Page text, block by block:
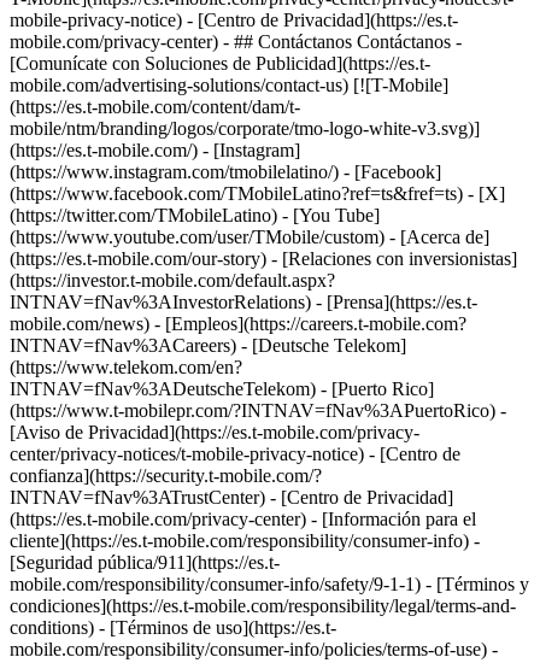
mobile-privacy-notice) - [Centro de Privacidad](https://es.t-
mobile.com/privacy-center) - ## Contáctanos Contáctanos -
[Comunícate con Soluciones de Publicidad](https://es.t-
mobile.com/advertising-solutions/contact-us) [![T-Mobile]
(https://es.t-mobile.com/content/dam/t-
mobile/ntm/branding/logos/corporate/tmo-logo-white-v3.svg)]
(https://es.t-mobile.com/) - [Instagram]
(https://www.instagram.com/tmobilelatino/) - [Facebook]
(https://www.facebook.com/TMobileLatino?ref=ts&fref=ts) - [X]
(https://twitter.com/TMobileLatino) - [You Tube]
(https://www.youtube.com/user/TMobile/custom) - [Acerca de]
(https://es.t-mobile.com/our-story) - [Relaciones con inversionistas]
(https://investor.t-mobile.com/default.aspx?
INTNAV=fNav%3AInvestorRelations) - [Prensa](https://es.t-
mobile.com/news) - [Empleos](https://careers.t-mobile.com?
INTNAV=fNav%3ACareers) - [Deutsche Telekom]
(https://www.telekom.com/en?
INTNAV=fNav%3ADeutscheTelekom) - [Puerto Rico]
(https://www.t-mobilepr.com/?INTNAV=fNav%3APuertoRico) -
[Aviso de Privacidad](https://es.t-mobile.com/privacy-
center/privacy-notices/t-mobile-privacy-notice) - [Centro de
confianza](https://security.t-mobile.com/?
INTNAV=fNav%3ATrustCenter) - [Centro de Privacidad]
(https://es.t-mobile.com/privacy-center) - [Información para el
cliente](https://es.t-mobile.com/responsibility/consumer-info) -
[Seguridad pública/911](https://es.t-
mobile.com/responsibility/consumer-info/safety/9-1-1) - [Términos y
condiciones](https://es.t-mobile.com/responsibility/legal/terms-and-
conditions) - [Términos de uso](https://es.t-
mobile.com/responsibility/consumer-info/policies/terms-of-use) -